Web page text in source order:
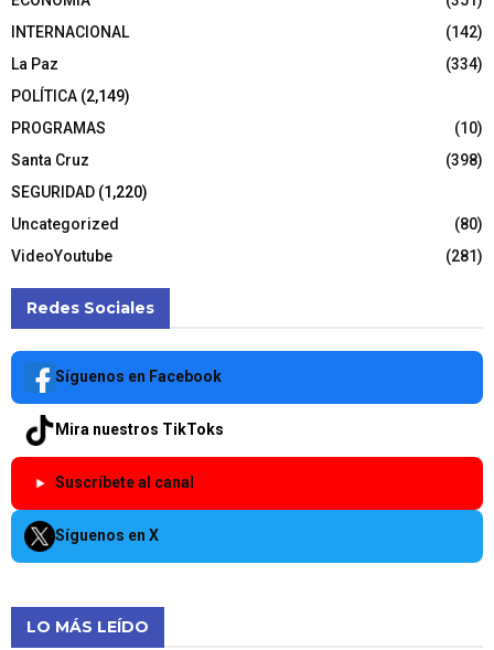
INTERNACIONAL
(142)
La Paz
(334)
POLÍTICA (2,149)
PROGRAMAS
(10)
Santa Cruz
(398)
SEGURIDAD (1,220)
Uncategorized
(80)
VideoYoutube
(281)
Redes Sociales
Síguenos en Facebook
Mira nuestros TikToks
Suscríbete al canal
Síguenos en X
LO MÁS LEÍDO